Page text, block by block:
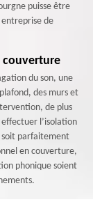
puisse être
de
couverture
du son, une
des murs et
de plus
l’isolation
soit parfaitement
en couverture,
phonique soient